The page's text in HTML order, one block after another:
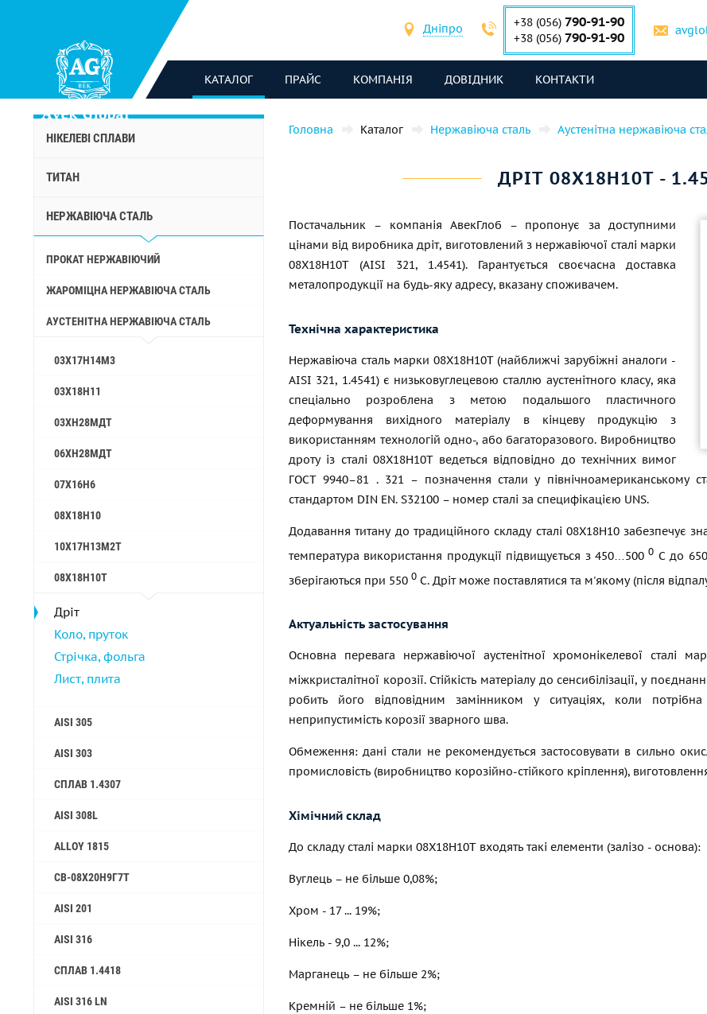
Дніпро +38 (056) 790-91-90
+38 (056) 790-91-90
КАТАЛОГ ПРАЙС КОМПАНІЯ ДОВІДНИК КОНТАКТИ
НІКЕЛЕВІ СПЛАВИ
ТИТАН
НЕРЖАВІЮЧА СТАЛЬ
ПРОКАТ НЕРЖАВІЮЧИЙ
ЖАРОМІЦНА НЕРЖАВІЮЧА СТАЛЬ
АУСТЕНІТНА НЕРЖАВІЮЧА СТАЛЬ
03Х17Н14М3
03Х18Н11
03ХН28МДТ
06ХН28МДТ
07Х16Н6
08Х18Н10
10Х17Н13М2Т
08Х18Н10Т
Дріт
Коло, пруток
Стрічка, фольга
Лист, плита
AISI 305
AISI 303
СПЛАВ 1.4307
AISI 308L
ALLOY 1815
СВ-08Х20Н9Г7Т
AISI 201
AISI 316
СПЛАВ 1.4418
AISI 316 LN
Головна Каталог Нержавіюча сталь Аустенітна нержавіюча
ДРІТ 08Х18Н10Т -
Постачальник – компанія АвекГлоб – пропонує за доступними
цінами від виробника дріт, виготовлений з нержавіючої сталі марки
08Х18Н10Т (AISI 321, 1.4541). Гарантується своєчасна доставка
металопродукції на будь-яку адресу, вказану споживачем.
Технічна характеристика
Нержавіюча сталь марки 08Х18Н10Т (найближчі зарубіжні аналоги -
AISI 321, 1.4541) є низьковуглецевою сталлю аустенітного класу, яка
спеціально розроблена з метою подальшого пластичного
деформування вихідного матеріалу в кінцеву продукцію з
використанням технологій одно-, або багаторазового. Виробництво
дроту із сталі 08Х18Н10Т ведеться відповідно до технічних вимог
ГОСТ 9940–81 . 321 – позначення стали у північноамериканському
стандартом DIN EN. S32100 – номер сталі за специфікацією UNS.
Додавання титану до традиційного складу сталі 08Х18Н10 забезпечує
температура використання продукції підвищується з 450…5000 С до 650
зберігаються при 550 0 С. Дріт може поставлятися та м'якому (після
Актуальність застосування
Основна перевага нержавіючої аустенітної хромонікелевої сталі
міжкристалітної корозії. Стійкість матеріалу до сенсибілізації, у
робить його відповідним замінником у ситуаціях, коли
неприпустимість корозії зварного шва.
Обмеження: дані стали не рекомендується застосовувати в сильно
промисловість (виробництво корозійно-стійкого кріплення),
Хімічний склад
До складу сталі марки 08Х18Н10Т входять такі елементи (залізо - основа):
Вуглець – не більше 0,08%;
Хром - 17 ... 19%;
Нікель - 9,0 ... 12%;
Марганець – не більше 2%;
Кремній – не більше 1%;